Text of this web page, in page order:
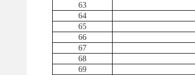
63
64
65
66
67
68
69